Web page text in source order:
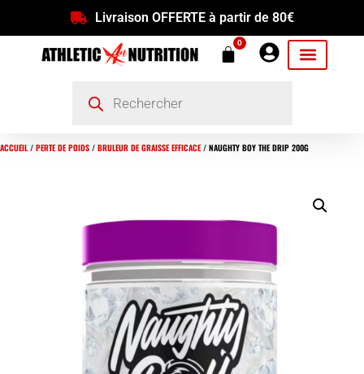
Livraison OFFERTE à partir de 80€
0
ACCUEIL/ PERTE DE POIDS / BRULEUR DE GRAISSE EFFICACE/ NAUGHTY BOY THE DRIP 200G